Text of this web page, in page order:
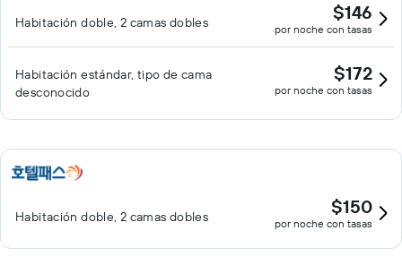
Habitación doble, 2 camas dobles $146
por noche con tasas
Habitación estándar, tipo de cama
desconocido
$172
por noche con tasas
Habitación doble, 2 camas dobles $150
por noche con tasas